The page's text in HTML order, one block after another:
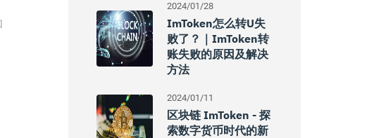
2024/01/28
ImToken怎么转U失
败了？｜imToken转
账失败的原因及解决
方法
2024/01/11
区块链 ImToken - 探
索数字货币时代的新